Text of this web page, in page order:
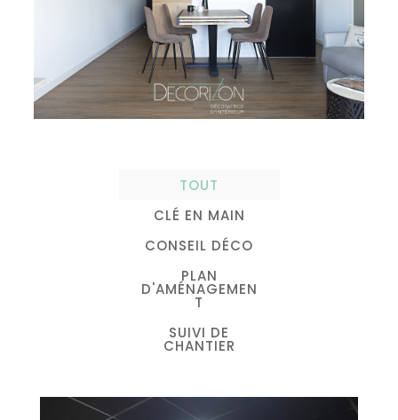
TOUT
CLÉ EN MAIN
CONSEIL DÉCO
PLAN
D'AMÉNAGEMEN
T
SUIVI DE
CHANTIER